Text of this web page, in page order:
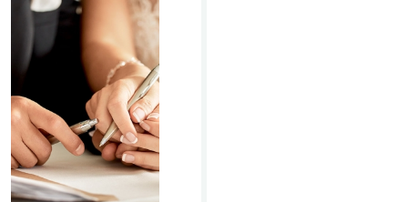
akte van levering /
hypotheekakte /
bijzondere akte
Lees meer